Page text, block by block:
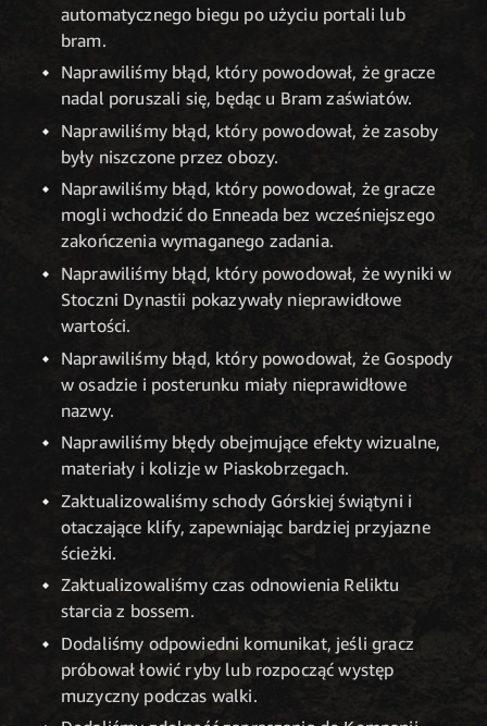
automatycznego biegu po użyciu portali lub
bram.
Naprawiliśmy błąd, który powodował, że gracze
nadal poruszali się, będąc u Bram zaświatów.
Naprawiliśmy błąd, który powodował, że zasoby
były niszczone przez obozy.
Naprawiliśmy błąd, który powodował, że gracze
mogli wchodzić do Enneada bez wcześniejszego
zakończenia wymaganego zadania.
Naprawiliśmy błąd, który powodował, że wyniki w
Stoczni Dynastii pokazywały nieprawidłowe
wartości.
Naprawiliśmy błąd, który powodował, że Gospody
w osadzie i posterunku miały nieprawidłowe
nazwy.
Naprawiliśmy błędy obejmujące efekty wizualne,
materiały i kolizje w Piaskobrzegach.
Zaktualizowaliśmy schody Górskiej świątyni i
otaczające klify, zapewniając bardziej przyjazne
ścieżki.
Zaktualizowaliśmy czas odnowienia Reliktu
starcia z bossem.
Dodaliśmy odpowiedni komunikat, jeśli gracz
próbował łowić ryby lub rozpocząć występ
muzyczny podczas walki.